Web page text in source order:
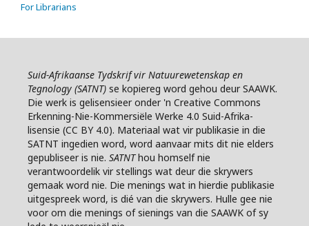
For Librarians
Suid-Afrikaanse Tydskrif vir Natuurewetenskap en
Tegnology (SATNT) se kopiereg word gehou deur SAAWK.
Die werk is gelisensieer onder 'n Creative Commons
Erkenning-Nie-Kommersiële Werke 4.0 Suid-Afrika-
lisensie (CC BY 4.0). Materiaal wat vir publikasie in die
SATNT ingedien word, word aanvaar mits dit nie elders
gepubliseer is nie. SATNThou homself nie
verantwoordelik vir stellings wat deur die skrywers
gemaak word nie. Die menings wat in hierdie publikasie
uitgespreek word, is dié van die skrywers. Hulle gee nie
voor om die menings of sienings van die SAAWK of sy